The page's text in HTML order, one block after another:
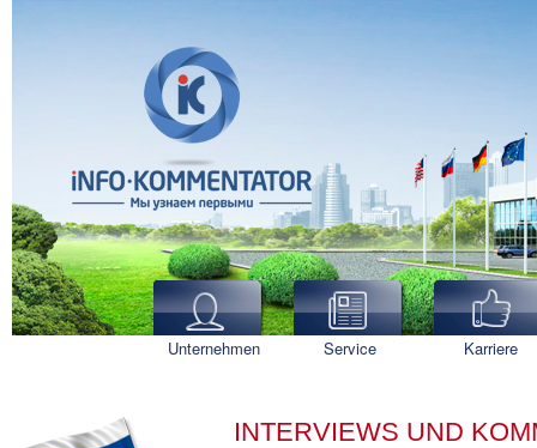
Unternehmen Service Karriere
INTERVIEWS UND